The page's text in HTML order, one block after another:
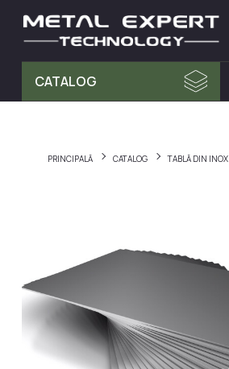
CATALOG
Accesorii pentru balustrade
Fitinguri
Elemente de fixare și șuruburi
Materiale pentru sudură
PRINCIPALĂ CATALOG TABLĂ DIN INOX